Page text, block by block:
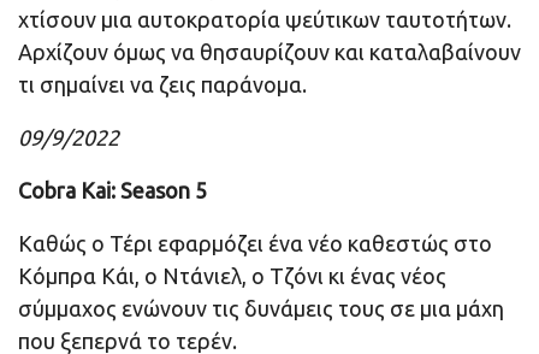
χτίσουν μια αυτοκρατορία ψεύτικων ταυτοτήτων.
Αρχίζουν όμως να θησαυρίζουν και καταλαβαίνουν
τι σημαίνει να ζεις παράνομα.
09/9/2022
Cobra Kai: Season 5
Καθώς ο Τέρι εφαρμόζει ένα νέο καθεστώς στο
Κόμπρα Κάι, ο Ντάνιελ, ο Τζόνι κι ένας νέος
σύμμαχος ενώνουν τις δυνάμεις τους σε μια μάχη
που ξεπερνά το τερέν.